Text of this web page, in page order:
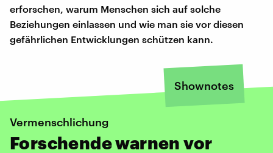
erforschen, warum Menschen sich auf solche
Beziehungen einlassen und wie man sie vor diesen
gefährlichen Entwicklungen schützen kann.
Shownotes
Vermenschlichung
Forschende warnen vor